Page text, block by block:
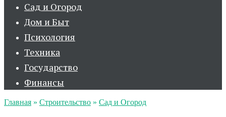
Сад и Огород
Дом и Быт
Психология
Техника
Государство
Финансы
Главная » Строительство » Сад и Огород